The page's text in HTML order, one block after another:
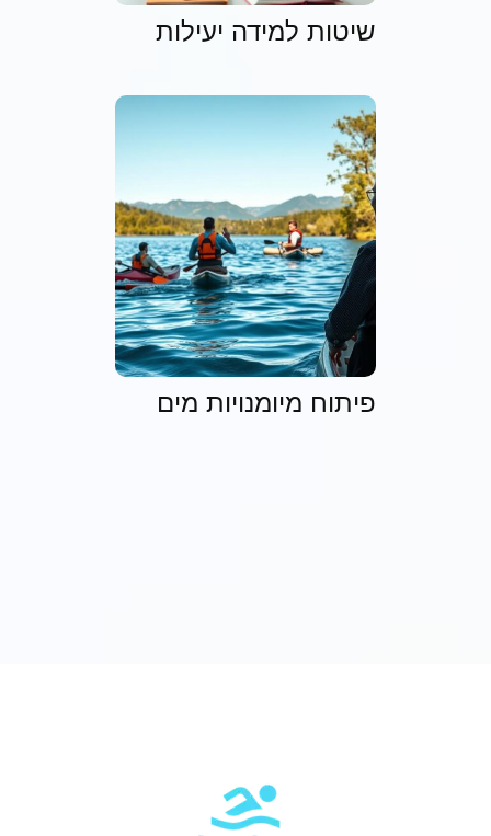
שיטות למידה יעילות
פיתוח מיומנויות מים